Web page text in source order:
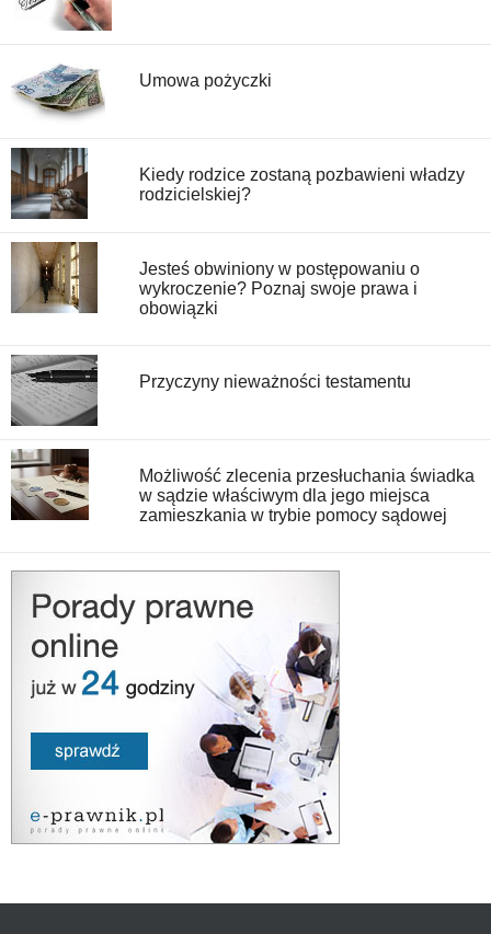
Umowa pożyczki
Kiedy rodzice zostaną pozbawieni władzy
rodzicielskiej?
Jesteś obwiniony w postępowaniu o
wykroczenie? Poznaj swoje prawa i
obowiązki
Przyczyny nieważności testamentu
Możliwość zlecenia przesłuchania świadka
w sądzie właściwym dla jego miejsca
zamieszkania w trybie pomocy sądowej